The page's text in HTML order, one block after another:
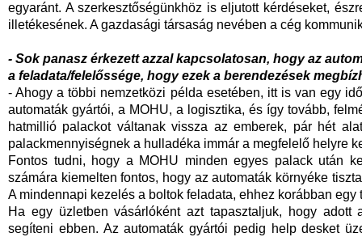
egyaránt. A szerkesztőségünkhöz is eljutott kérdéseket,
illetékesének. A gazdasági társaság nevében a cég
- Sok panasz érkezett azzal kapcsolatosan, hogy az
a feladata/felelőssége, hogy ezek a berendezések
- Ahogy a többi nemzetközi példa esetében, itt is van egy
automaták gyártói, a MOHU, a logisztika, és így tovább,
hatmillió palackot váltanak vissza az emberek, pár hét
palackmennyiségnek a hulladéka immár a megfelelő helyre
Fontos tudni, hogy a MOHU minden egyes palack után
számára kiemelten fontos, hogy az automaták környéke
A mindennapi kezelés a boltok feladata, ehhez korábban egy
Ha egy üzletben vásárlóként azt tapasztaljuk, hogy adott
segíteni ebben. Az automaták gyártói pedig help desket